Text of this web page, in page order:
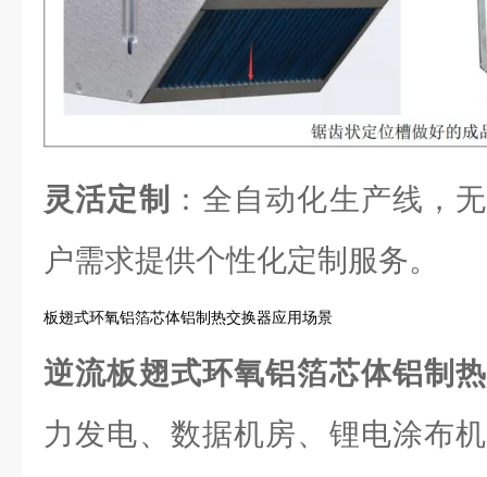
灵活定制
：全自动化生产线，
户需求提供个性化定制服务。
板翅式环氧铝箔芯体铝制热交换器应用场景
逆流板翅式环氧铝箔芯体铝制
力发电、数据机房、锂电涂布